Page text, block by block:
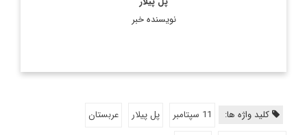
نویسنده خبر
کلید واژه ها: 11 سپتامبر پل پیلار
عربستان